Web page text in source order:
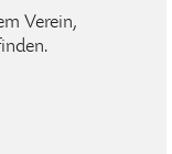
Verein,